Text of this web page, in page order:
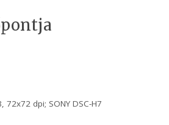
72x72 dpi; SONY DSC-H7